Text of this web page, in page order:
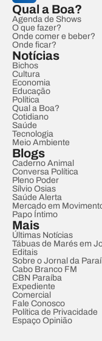
Qual a Boa?
Agenda de Shows
O que fazer?
Onde comer e beber?
Onde ficar?
Notícias
Bichos
Cultura
Economia
Educação
Política
Qual a Boa?
Cotidiano
Saúde
Tecnologia
Meio Ambiente
Blogs
Caderno Animal
Conversa Política
Pleno Poder
Sílvio Osias
Saúde Alerta
Mercado em
Papo Íntimo
Mais
Últimas Notícias
Tábuas de Marés em
Editais
Sobre o Jornal da
Cabo Branco FM
CBN Paraíba
Expediente
Comercial
Fale Conosco
Política de Privacidade
Espaço Opinião